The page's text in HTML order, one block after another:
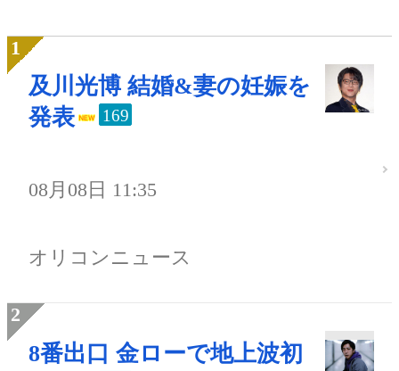
及川光博 結婚&妻の妊娠を
発表
169
08月08日 11:35
オリコンニュース
8番出口 金ローで地上波初